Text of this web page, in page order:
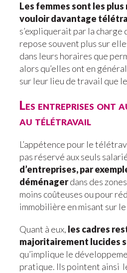
Les femmes sont les plus
vouloir davantage
s’expliquerait par la charge
repose souvent plus sur
dans leurs horaires que
alors qu’elles ont en
sur leur lieu de travail que
Les entreprises ont
au télétravail
L’appétence pour le
pas réservé aux seuls
d’entreprises, par
déménagerdans des
moins coûteuses ou pour
immobilière en misant sur le
Quant à eux, les cadres
majoritairement lucides
qu’implique le
pratique. Ils pointent ainsi